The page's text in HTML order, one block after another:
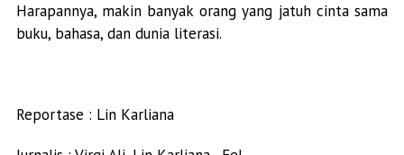
Harapannya, makin banyak orang yang jatuh cinta sama
buku, bahasa, dan dunia literasi.
Reportase : Lin Karliana